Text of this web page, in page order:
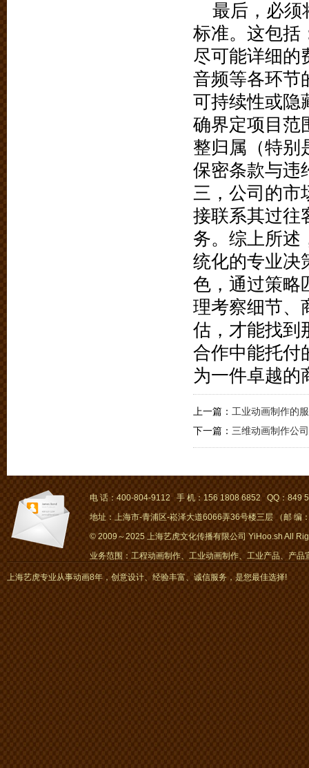
最后，必须
标准。这包括
尽可能详细的
音频等各环节
可持续性或隐
确界定项目范
整归属（特别
保密条款与违
三，公司的市
接联系其过往
务。综上所述
统化的专业决
色，通过策略
理考察细节、
估，才能找到
合作中能托付
为一件卓越的
上一篇： 工业动画制作的
下一篇： 三维动画制作公
电 话：400-804-9112 手 机：156 1808 6852 QQ：849
地址：上海市-青浦区-崧泽大道6066弄36号楼三层 （邮 编
© 2009～2025 上海艺虎文化传播有限公司 YiHoo.sh All
业务范围：工程动画制作、工业动画制作、工业产品、产
画、mg动画
上海艺虎专业从事动画8年，创意设计、经验丰富、诚信服务，是您最佳选择!